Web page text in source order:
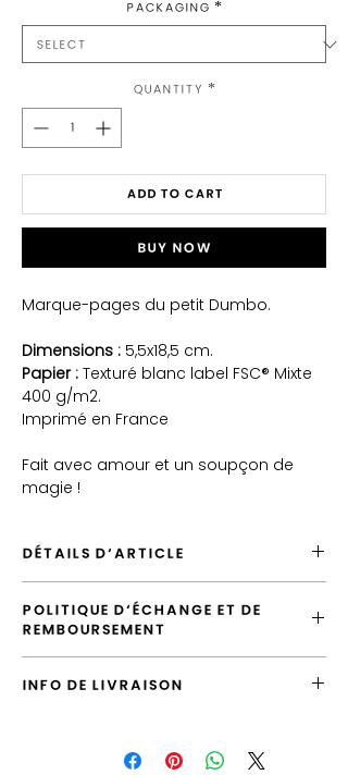
Packaging *
Quantity *
Add to Cart
Buy Now
Marque-pages du petit Dumbo.
Dimensions : 5,5x18,5 cm.
Papier : Texturé blanc label FSC® Mixte
400 g/m2.
Imprimé en France
Fait avec amour et un soupçon de
magie !
DÉTAILS D'ARTICLE
Envoi par défaut vers la France en "Lettre
Suivie"
Possiblité d'emballer cet article
Possibilité de laisser un message
d'accompagnement
POLITIQUE D'ÉCHANGE ET DE
REMBOURSEMENT
l'article tant que votre commande n'a pas
Si le produit que vous avez reçu ne
correspond pas à ce que vous avez
INFO DE LIVRAISON
en envoi "Prioritaire".